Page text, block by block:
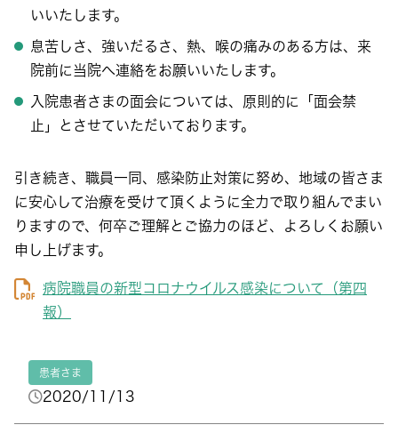
いいたします。
息苦しさ、強いだるさ、熱、喉の痛みのある方は、来
院前に当院へ連絡をお願いいたします。
入院患者さまの面会については、原則的に「面会禁
止」とさせていただいております。
引き続き、職員一同、感染防止対策に努め、地域の皆さま
に安心して治療を受けて頂くように全力で取り組んでまい
りますので、何卒ご理解とご協力のほど、よろしくお願い
申し上げます。
病院職員の新型コロナウイルス感染について（第四
報）
患者さま
2020/11/13